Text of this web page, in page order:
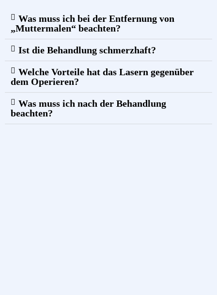
Was muss ich bei der Entfernung von
„Muttermalen“ beachten?
Ist die Behandlung schmerzhaft?
Welche Vorteile hat das Lasern gegenüber
dem Operieren?
Was muss ich nach der Behandlung
beachten?